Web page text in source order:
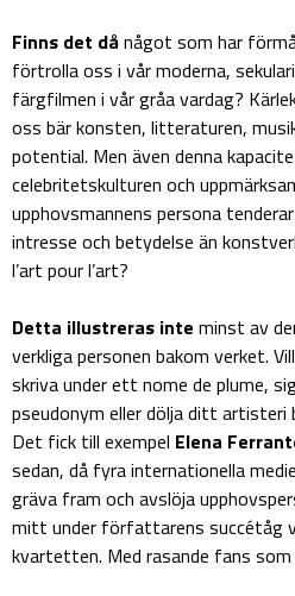
Finns det dånågot som har
förtrolla oss i vår moderna,
färgfilmen i vår gråa vardag?
oss bär konsten, litteraturen,
potential. Men även denna
celebritetskulturen och
upphovsmannens persona
intresse och betydelse än
l’art pour l’art?
Detta illustreras inte minst av
verkliga personen bakom verket.
skriva under ett nome de plume,
pseudonym eller dölja ditt artisteri
Det fick till exempel Elena
sedan, då fyra internationella
gräva fram och avslöja
mitt under författarens succétåg
kvartetten. Med rasande fans